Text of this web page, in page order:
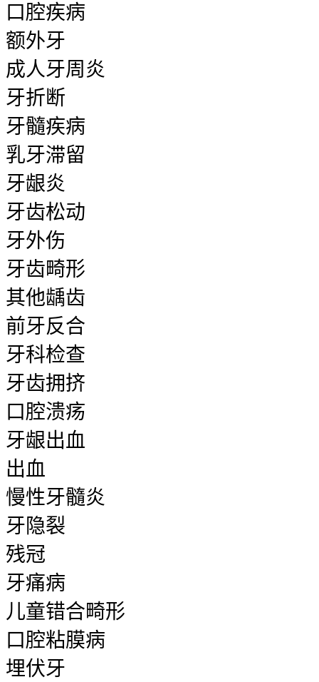
口腔疾病
额外牙
成人牙周炎
牙折断
牙髓疾病
乳牙滞留
牙龈炎
牙齿松动
牙外伤
牙齿畸形
其他龋齿
前牙反合
牙科检查
牙齿拥挤
口腔溃疡
牙龈出血
出血
慢性牙髓炎
牙隐裂
残冠
牙痛病
儿童错合畸形
口腔粘膜病
埋伏牙